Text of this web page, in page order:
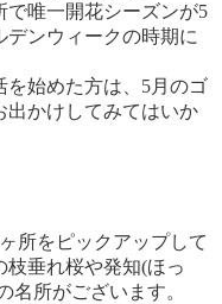
で唯一開花シーズンが5
デンウィークの時期に
始めた方は、 5月のゴ
出かけしてみてはいか
所をピックアップして
枝垂れ桜や発知(ほっ
名所がございます。